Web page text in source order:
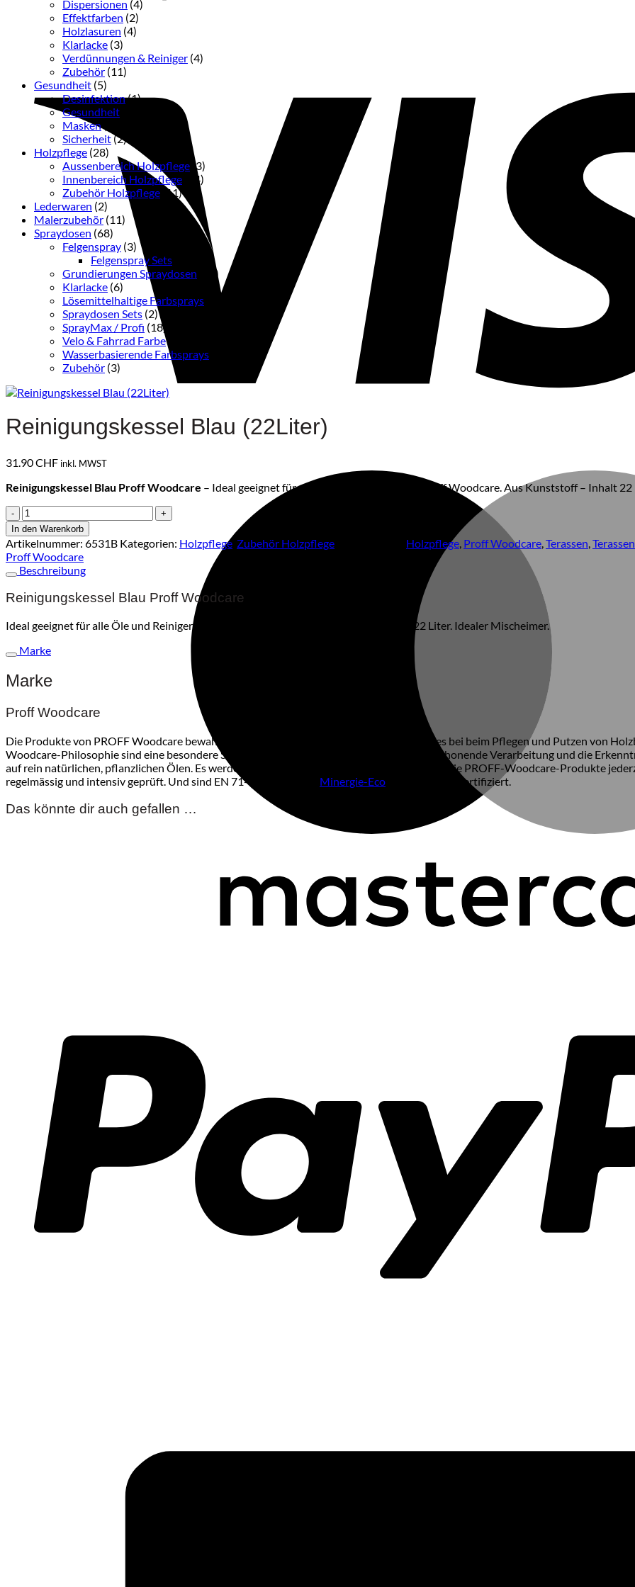
Dispersionen (4)
Effektfarben (2)
Holzlasuren (4)
Klarlacke (3)
Verdünnungen & Reiniger (4)
Zubehör (11)
Gesundheit (5)
Desinfektion(1)
Gesundheit
Masken
Sicherheit(2)
Holzpflege (28)
Aussenbereich Holzpflege (3)
Innenbereich Holzpflege
(14)
Zubehör Holzpflege (11)
Lederwaren (2)
Malerzubehör (11)
Spraydosen (68)
Felgenspray (3)
Felgenspray Sets
Grundierungen Spraydosen
(12)
Klarlacke (6)
Lösemittelhaltige Farbsprays
Spraydosen Sets (2)
SprayMax / Profi (18)
Velo & Fahrrad Farbe
Wasserbasierende Farbsprays
Zubehör (3)
Reinigungskessel Blau (22Liter)
31.90CHF inkl. MWST
Reinigungskessel Blau Proff Woodcare – Ideal geeignet für alle Öle und Reiniger von Proff Woodcare. Aus Kunststoff – Inhalt
Reinigungskessel
Blau
(22Liter)
Menge
In den Warenkorb
Artikelnummer: 6531B Kategorien: Holzpflege Zubehör Holzpflege Holzpflege, Proff Woodcare,Terassen,
Proff Woodcare
Beschreibung
Reinigungskessel Blau Proff Woodcare
Ideal geeignet für alle Öle und Reiniger von Proff Woodcare. Aus Kunststoff – Inhalt 22 Liter. Idealer Mischeimer.
Marke
Marke
Proff Woodcare
Die Produkte von PROFF Woodcare bewahren die natürlichen Merkmale des Holzes. Sei es bei beim Pflegen und Putzen von
Woodcare-Philosophie sind eine besondere Sensibilität für natürliche Rohstoffe, umweltschonende Verarbeitung und die
auf rein natürlichen, pflanzlichen Ölen. Es werden keine Duftzusatzstoffe verwendet.Damit die PROFF-Woodcare-Produkte
regelmässig und intensiv geprüft. Und sind EN 71-3, DIN 53 160, Minergie-Eco und VOC-Frei zertifiziert.
Das könnte dir auch gefallen …